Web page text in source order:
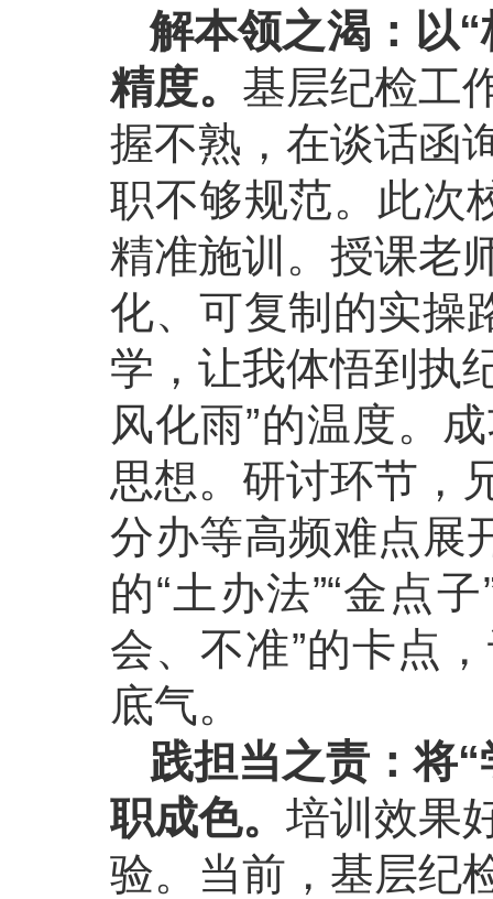
解本领之渴：以
精度。 基层纪检工
握不熟，在谈话函
职不够规范。此次
精准施训。授课老
化、可复制的实操
学，让我体悟到执
风化雨”的温度。
思想。研讨环节，
分办等高频难点展
的“土办法”“金点
会、不准”的卡点
底气。
践担当之责：将
职成色。 培训效果
验。当前，基层纪